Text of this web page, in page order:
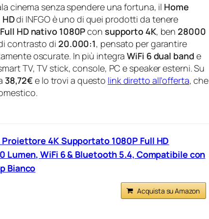
cinema senza spendere una fortuna, il Home
di INFGO è uno di quei prodotti da tenere
Full HD nativo 1080Pcon supporto 4K, ben 28000
contrasto di 20.000:1, pensato per garantire
oscurate. In più integraWiFi 6 dual band e
TV, TV stick, console, PC e speaker esterni. Su
38,72€e lo trovi a questo link diretto all’offerta, che
Proiettore 4K Supportato 1080P Full HD
Lumen, WiFi 6 & Bluetooth 5.4, Compatibile con
Bianco
Acquista su Amazon